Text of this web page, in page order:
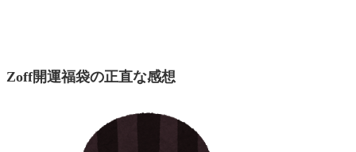
Zoff開運福袋の正直な感想